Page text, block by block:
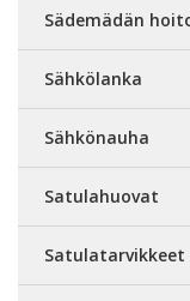
Sädemädän
Sähkölanka
Sähkönauha
Satulahuovat
Satulatarvikkeet